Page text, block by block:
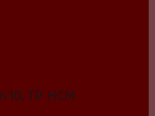
TP. HCM